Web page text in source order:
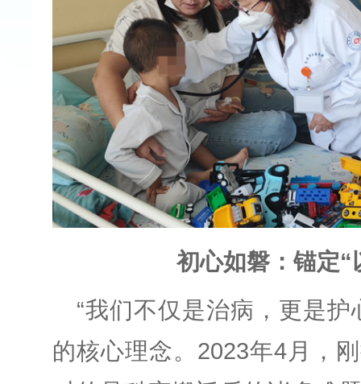
初心如磐：锚定
“我们不仅是治病，更是
的核心理念。2023年4月，